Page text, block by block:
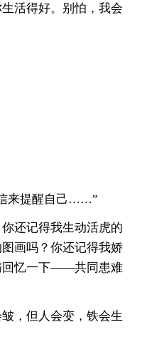
活得好。别怕，我会
来提醒自己……”
还记得我生动活虎的
画吗？你还记得我娇
回忆一下——共同患难
，但人会变，铁会生